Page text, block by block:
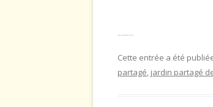
Cette entrée a été
partagé, jardin partagé